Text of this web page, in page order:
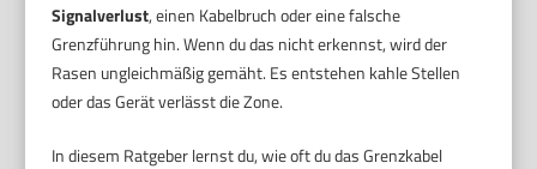
Signalverlust, einen Kabelbruch oder eine falsche
Grenzführung hin. Wenn du das nicht erkennst, wird der
Rasen ungleichmäßig gemäht. Es entstehen kahle Stellen
oder das Gerät verlässt die Zone.
In diesem Ratgeber lernst du, wie oft du das Grenzkabel